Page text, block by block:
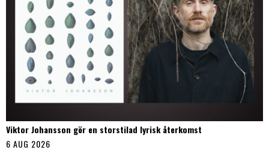
Viktor Johansson gör en storstilad lyrisk återkomst
6 AUG 2026